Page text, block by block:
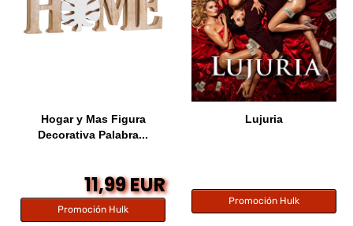
Hogar y Mas Figura
Decorativa Palabra...
11,99 EUR
Promoción Hulk
Lujuria
Promoción Hulk